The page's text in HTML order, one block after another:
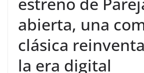
abierta, una
clásica
la era digital